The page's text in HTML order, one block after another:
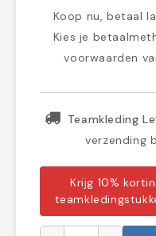
Koop nu, betaal
Kies je
voorwaarden
Teamkleding
verzending
Krijg 10%